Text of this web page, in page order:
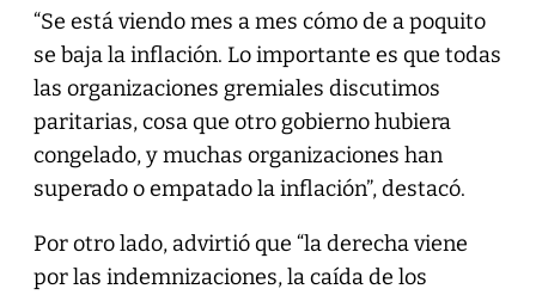
“Se está viendo mes a mes cómo de a poquito
se baja la inflación. Lo importante es que todas
las organizaciones gremiales discutimos
paritarias, cosa que otro gobierno hubiera
congelado, y muchas organizaciones han
superado o empatado la inflación”, destacó.
Por otro lado, advirtió que “la derecha viene
por las indemnizaciones, la caída de los